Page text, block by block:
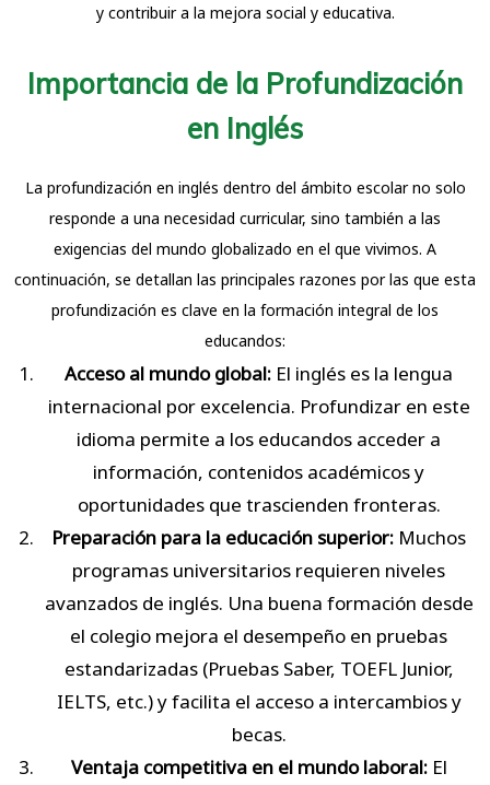
y contribuir a la mejora social y educativa.
Importancia de la Profundización
en Inglés
La profundización en inglés dentro del ámbito escolar no solo
responde a una necesidad curricular, sino también a las
exigencias del mundo globalizado en el que vivimos. A
continuación, se detallan las principales razones por las que esta
profundización es clave en la formación integral de los
educandos:
Acceso al mundo global: El inglés es la lengua
internacional por excelencia. Profundizar en este
idioma permite a los educandos acceder a
información, contenidos académicos y
oportunidades que trascienden fronteras.
Preparación para la educación superior: Muchos
programas universitarios requieren niveles
avanzados de inglés. Una buena formación desde
el colegio mejora el desempeño en pruebas
estandarizadas (Pruebas Saber, TOEFL Junior,
IELTS, etc.) y facilita el acceso a intercambios y
becas.
Ventaja competitiva en el mundo laboral:El